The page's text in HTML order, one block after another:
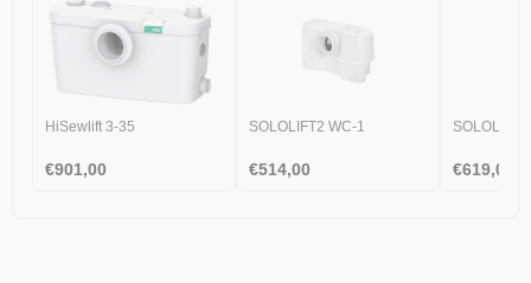
HiSewlift 3-35
€901,00
SOLOLIFT2 WC-1
€514,00 €619,00